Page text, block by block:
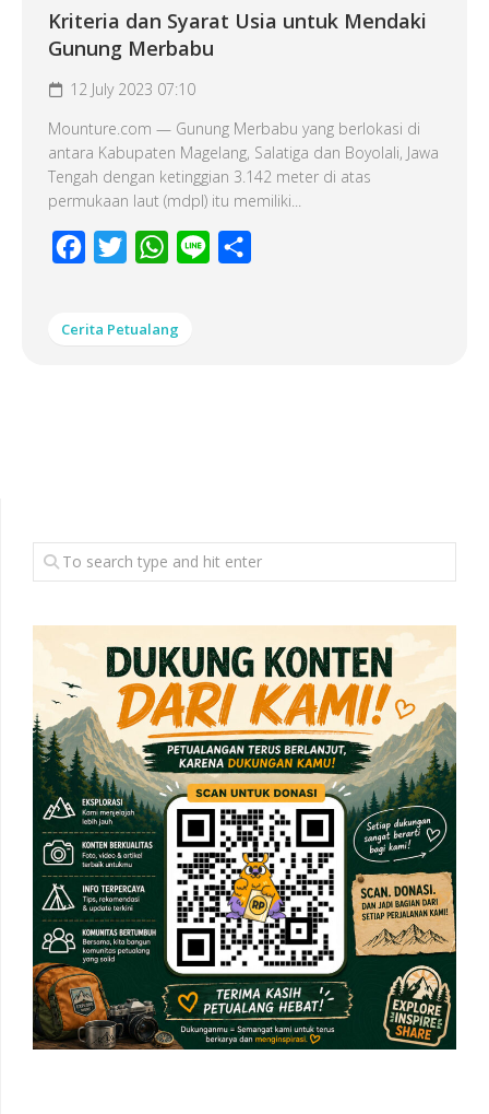
Kriteria dan Syarat Usia untuk Mendaki
Gunung Merbabu
12 July 2023 07:10
Mounture.com — Gunung Merbabu yang berlokasi di
antara Kabupaten Magelang, Salatiga dan Boyolali, Jawa
Tengah dengan ketinggian 3.142 meter di atas
permukaan laut (mdpl) itu memiliki...
Facebook
Twitter WhatsApp
Line
Cerita Petualang